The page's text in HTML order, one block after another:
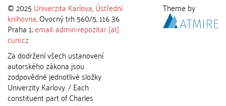
© 2025 Univerzita Karlova,Ústřední
knihovna, Ovocný trh 560/5, 116 36
Praha 1;email: admin-repozitar [at]
cuni.cz
Za dodržení všech ustanovení
autorského zákona jsou
zodpovědné jednotlivé složky
Univerzity Karlovy. / Each
constituent part of Charles
Theme by